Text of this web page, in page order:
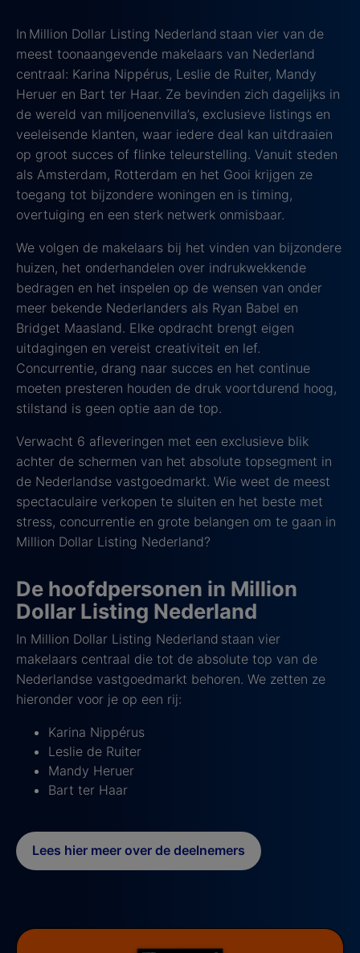
In Million Dollar Listing Nederland staan vier van de
meest toonaangevende makelaars van Nederland
centraal: Karina Nippérus, Leslie de Ruiter, Mandy
Heruer en Bart ter Haar. Ze bevinden zich dagelijks in
de wereld van miljoenenvilla’s, exclusieve listings en
veeleisende klanten, waar iedere deal kan uitdraaien
op groot succes of flinke teleurstelling. Vanuit steden
als Amsterdam, Rotterdam en het Gooi krijgen ze
toegang tot bijzondere woningen en is timing,
overtuiging en een sterk netwerk onmisbaar.
We volgen de makelaars bij het vinden van bijzondere
huizen, het onderhandelen over indrukwekkende
bedragen en het inspelen op de wensen van onder
meer bekende Nederlanders als Ryan Babel en
Bridget Maasland. Elke opdracht brengt eigen
uitdagingen en vereist creativiteit en lef.
Concurrentie, drang naar succes en het continue
moeten presteren houden de druk voortdurend hoog,
stilstand is geen optie aan de top.
Verwacht 6 afleveringen met een exclusieve blik
achter de schermen van het absolute topsegment in
de Nederlandse vastgoedmarkt. Wie weet de meest
spectaculaire verkopen te sluiten en het beste met
stress, concurrentie en grote belangen om te gaan in
Million Dollar Listing Nederland?
De hoofdpersonen in Million
Dollar Listing Nederland
In Million Dollar Listing Nederland staan vier
makelaars centraal die tot de absolute top van de
Nederlandse vastgoedmarkt behoren. We zetten ze
hieronder voor je op een rij:
Karina Nippérus
Leslie de Ruiter
Mandy Heruer
Bart ter Haar
Lees hier meer over de deelnemers